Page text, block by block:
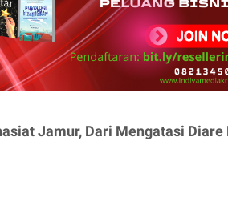
Jamur, Dari Mengatasi Diare